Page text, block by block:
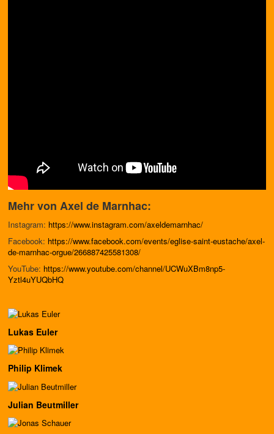
Mehr von Axel de Marnhac:
Instagram: https://www.instagram.com/axeldemarnhac/
Facebook: https://www.facebook.com/events/eglise-saint-eustache/axel-
de-marnhac-orgue/266887425581308/
YouTube: https://www.youtube.com/channel/UCWuXBm8np5-
Yztl4uYUQbHQ
Lukas Euler
Philip Klimek
Julian Beutmiller